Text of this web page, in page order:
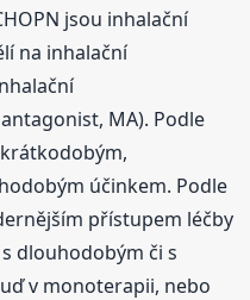
jsou inhalační
na inhalační
MA). Podle
účinkem. Podle
přístupem léčby
dlouhodobým či s
v monoterapii, nebo